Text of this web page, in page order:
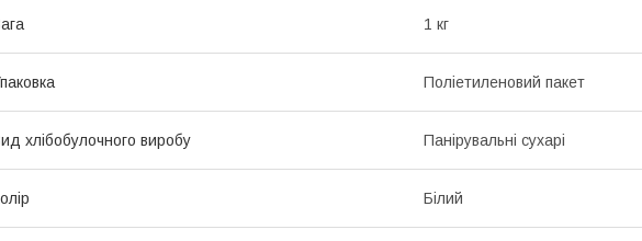
1 кг
Поліетиленовий пакет
хлібобулочного виробу Панірувальні сухарі
Білий